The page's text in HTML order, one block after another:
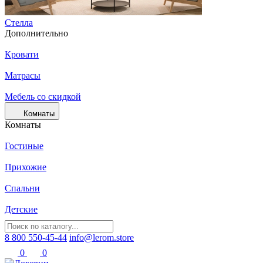
Стелла
Дополнительно
Кровати
Матрасы
Мебель со скидкой
Комнаты
Комнаты
Гостиные
Прихожие
Спальни
Детские
8 800 550-45-44 info@lerom.store
0
0